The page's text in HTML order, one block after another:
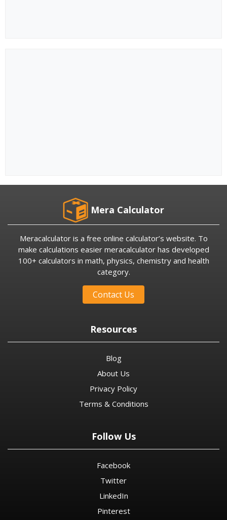
Mera Calculator
Meracalculator is a free online calculator’s website. To
make calculations easier meracalculator has developed
100+ calculators in math, physics, chemistry and health
category.
Contact Us
Resources
Blog
About Us
Privacy Policy
Terms & Conditions
Follow Us
Facebook
Twitter
LinkedIn
Pinterest